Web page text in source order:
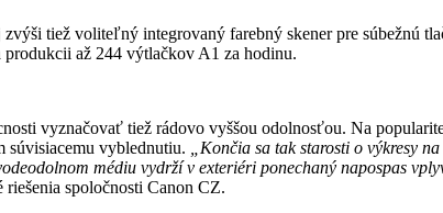
tiež voliteľný integrovaný farebný skener pre súbežnú
až 244 výtlačkov A1 za hodinu.
vyznačovať tiež rádovo vyššou odolnosťou. Na
súvisiacemu vyblednutiu.
„Končia sa tak starosti o výkresy
médiu vydrží v exteriéri ponechaný napospas
spoločnosti Canon CZ.